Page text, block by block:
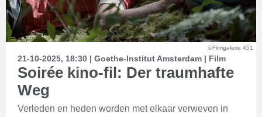
©Filmgalerie 451
21-10-2025, 18:30 | Goethe-Institut Amsterdam | Film
Soirée kino-fil: Der traumhafte
Weg
Verleden en heden worden met elkaar verweven in